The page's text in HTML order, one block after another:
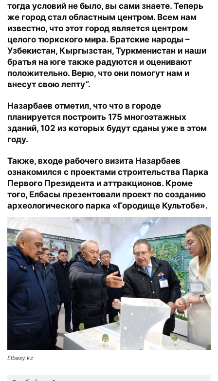
тогда условий не было, вы сами знаете. Теперь
же город стал областным центром. Всем нам
известно, что этот город является центром
целого тюркского мира. Братские народы –
Узбекистан, Кыргызстан, Туркменистан и наши
братья на юге также радуются и оценивают
положительно. Верю, что они помогут нам и
внесут свою лепту”.
Назарбаев отметил, что что в городе
планируется построить 175 многоэтажных
зданий, 102 из которых будут сданы уже в этом
году.
Также, входе рабочего визита Назарбаев
ознакомился с проектами строительства Парка
Первого Президента и аттракционов. Кроме
того, Елбасы презентовали проект по созданию
археологического парка «Городище Культобе».
Elbasy.kz